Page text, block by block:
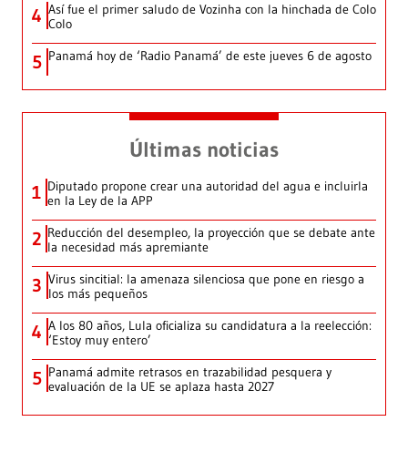
4 Así fue el primer saludo de Vozinha con la hinchada de Colo
Colo
5 Panamá hoy de ‘Radio Panamá’ de este jueves 6 de agosto
Últimas noticias
1 Diputado propone crear una autoridad del agua e incluirla
en la Ley de la APP
2 Reducción del desempleo, la proyección que se debate ante
la necesidad más apremiante
3 Virus sincitial: la amenaza silenciosa que pone en riesgo a
los más pequeños
4 A los 80 años, Lula oficializa su candidatura a la reelección:
‘Estoy muy entero’
5 Panamá admite retrasos en trazabilidad pesquera y
evaluación de la UE se aplaza hasta 2027